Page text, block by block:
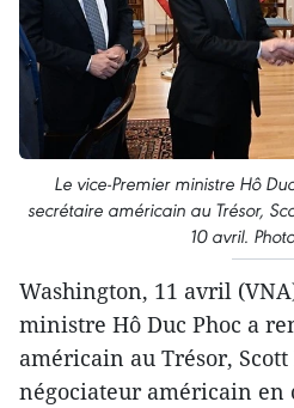
Le vice-Premier ministre Hô
secrétaire américain au Trésor,
10 avril.
Washington, 11 avril
ministre Hô Duc Phoc a
américain au Trésor,
négociateur américain en